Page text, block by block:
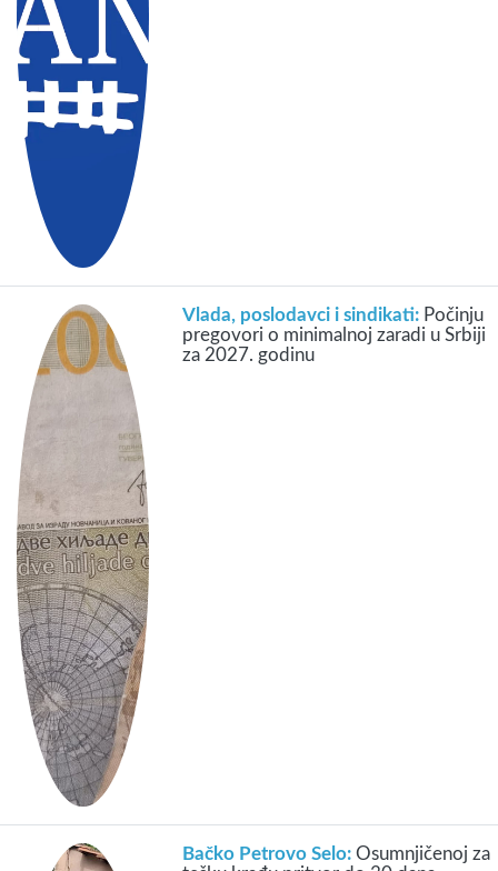
Vlada, poslodavci i sindikati: Počinju
pregovori o minimalnoj zaradi u Srbiji
za 2027. godinu
Bačko Petrovo Selo:Osumnjičenoj za